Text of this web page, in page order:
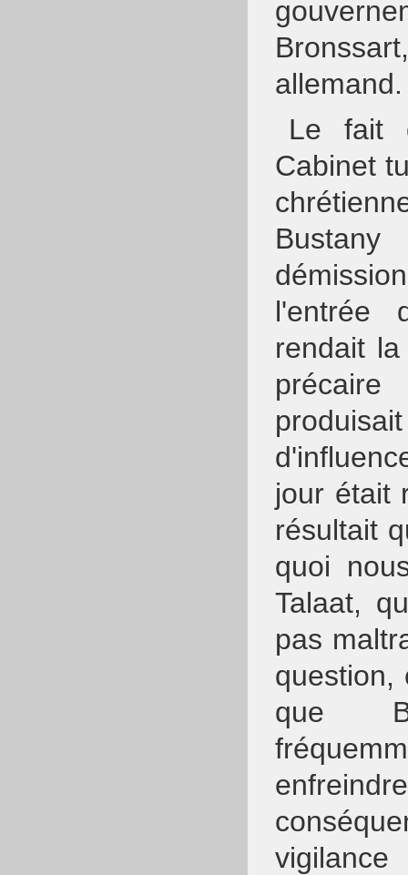
allemand.
Le fait
Cabinet
l'entrée
rendait
jour était
résultait
quoi
Talaat,
pas
question,
que